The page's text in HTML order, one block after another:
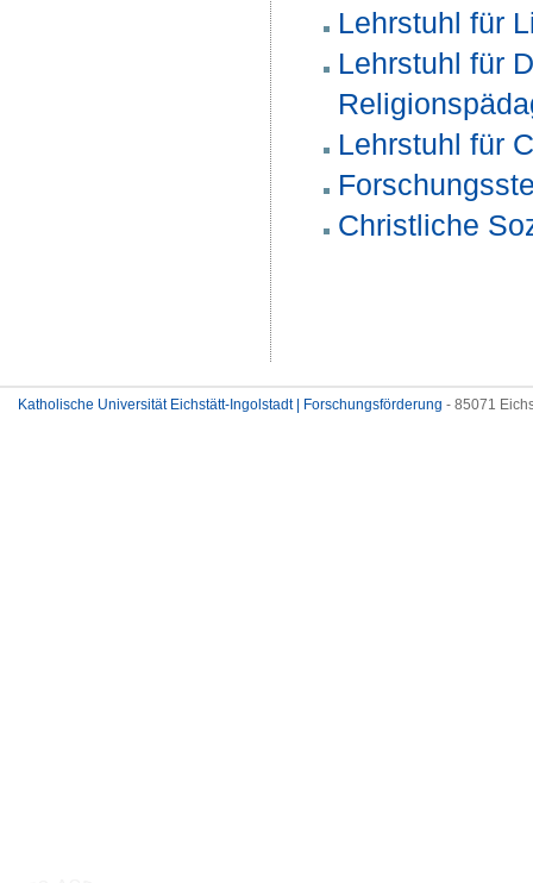
Lehrstuhl für
Lehrstuhl für
Lehrstuhl für
Christliche
Katholische Universität Eichstätt-Ingolstadt | Forschungsförderung - 85071